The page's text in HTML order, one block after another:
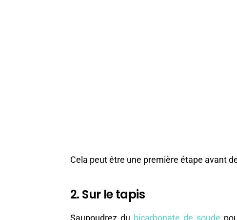
Cela peut être une première étape avant
2. Sur le tapis
Saupoudrez du bicarbonate de soude